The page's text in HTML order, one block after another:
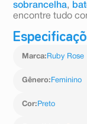
sobrancelha,
encontre tudo
Marca: Ruby Rose
Gênero: Feminino
Cor: Preto